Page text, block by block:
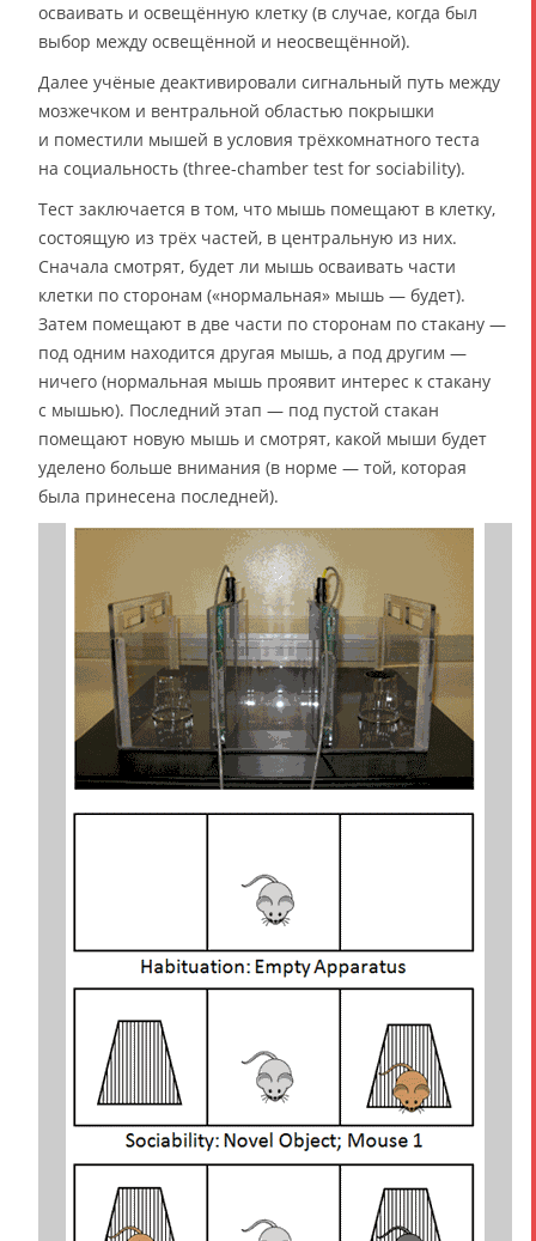
осваивать и освещённую клетку (в случае, когда был
выбор между освещённой и неосвещённой).
Далее учёные деактивировали сигнальный путь между
мозжечком и вентральной областью покрышки
и поместили мышей в условия трёхкомнатного теста
на социальность (three-chamber test for sociability).
Тест заключается в том, что мышь помещают в клетку,
состоящую из трёх частей, в центральную из них.
Сначала смотрят, будет ли мышь осваивать части
клетки по сторонам («нормальная» мышь — будет).
Затем помещают в две части по сторонам по стакану —
под одним находится другая мышь, а под другим —
ничего (нормальная мышь проявит интерес к стакану
с мышью). Последний этап — под пустой стакан
помещают новую мышь и смотрят, какой мыши будет
уделено больше внимания (в норме — той, которая
была принесена последней).